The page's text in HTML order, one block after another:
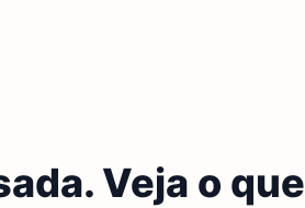
Veja o que